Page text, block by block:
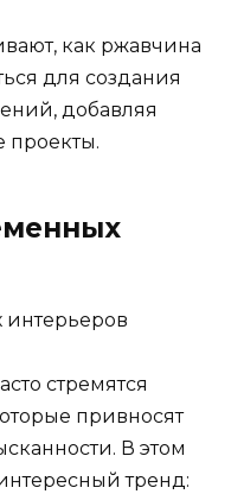
как ржавчина
для создания
добавляя
проекты.
стремятся
привносят
В этом
тренд: